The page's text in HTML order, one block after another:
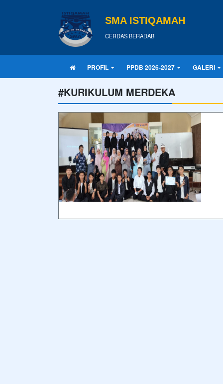
SMA ISTIQAMAH
CERDAS BERADAB
PROFIL PPDB 2026-2027 GALERI
#KURIKULUM MERDEKA